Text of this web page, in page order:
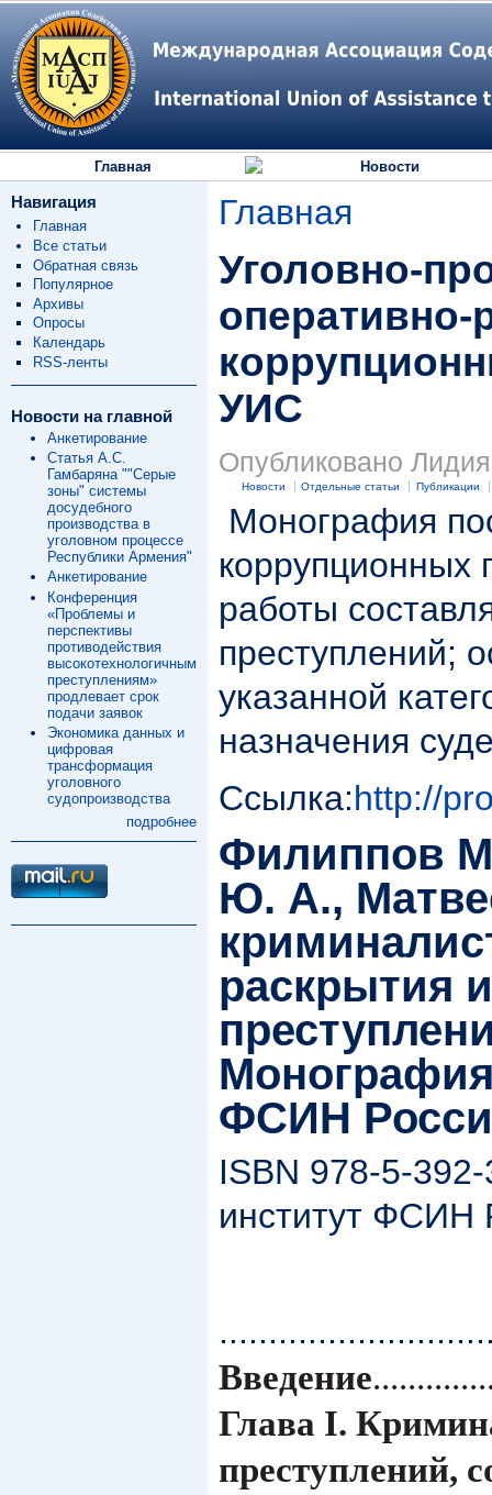
Главная Новости
Навигация
Главная
Все статьи
Обратная связь
Популярное
Архивы
Опросы
Календарь
RSS-ленты
Новости на главной
Анкетирование
Статья А.С.
Гамбаряна ""Серые
зоны" системы
досудебного
производства в
уголовном процессе
Республики Армения"
Анкетирование
Конференция
«Проблемы и
перспективы
противодействия
высокотехнологичным
преступлениям»
продлевает срок
подачи заявок
Экономика данных и
цифровая
трансформация
уголовного
судопроизводства
подробнее
Главная
Уголовно-
УИС
Опубликовано
Новости Отдельные статьи Публикации
Монография
работы
преступлений;
указанной
назначения
Ссылка:http://
Филиппов
Ю. А.,
раскрытия
ФСИН
ISBN 978-5-
институт ФСИН
Введение
Глава I.
преступлений,